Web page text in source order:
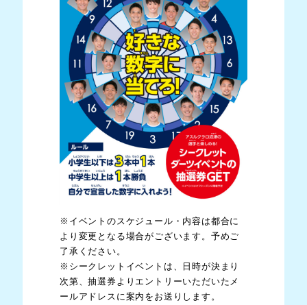
※イベントのスケジュール・内容は都合に
より変更となる場合がございます。予めご
了承ください。
※シークレットイベントは、日時が決まり
次第、抽選券よりエントリーいただいたメ
ールアドレスに案内をお送りします。